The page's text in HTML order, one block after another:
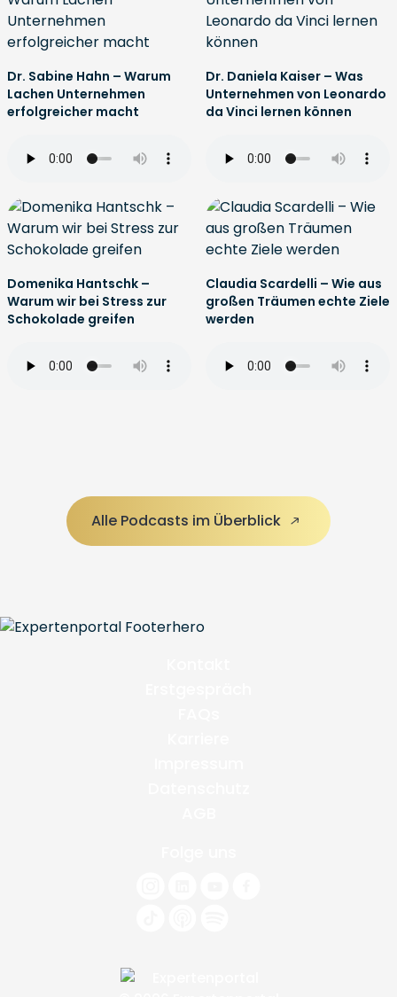
Dr. Sabine Hahn – Warum
Lachen Unternehmen
erfolgreicher macht
Dr. Daniela Kaiser – Was
Unternehmen von Leonardo
da Vinci lernen können
Domenika Hantschk –
Warum wir bei Stress zur
Schokolade greifen
Claudia Scardelli – Wie aus
großen Träumen echte Ziele
werden
Alle Podcasts im Überblick